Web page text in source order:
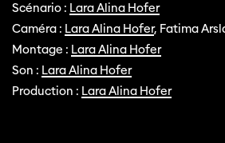
Scénario : Lara Alina Hofer
Caméra : Lara Alina Hofer, Fatima
Montage : Lara Alina Hofer
Son : Lara Alina Hofer
Production : Lara Alina Hofer